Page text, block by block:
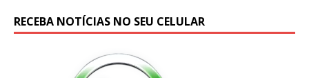
RECEBA NOTÍCIAS NO SEU CELULAR